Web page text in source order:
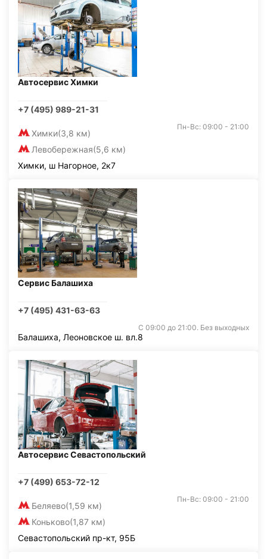
Автосервис Химки
+7 (495) 989-21-31
Химки(3,8 км)
Левобережная(5,6 км)
Пн-Вс: 09:00 - 21:00
Химки, ш Нагорное, 2к7
Сервис Балашиха
+7 (495) 431-63-63
С 09:00 до 21:00. Без выходных
Балашиха, Леоновское ш. вл.8
Автосервис Севастопольский
+7 (499) 653-72-12
Беляево(1,59 км)
Коньково(1,87 км)
Пн-Вс: 09:00 - 21:00
Севастопольский пр-кт, 95Б